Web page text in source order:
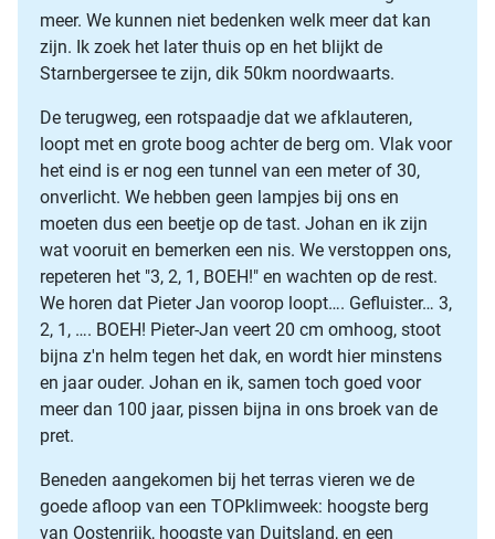
meer. We kunnen niet bedenken welk meer dat kan
zijn. Ik zoek het later thuis op en het blijkt de
Starnbergersee te zijn, dik 50km noordwaarts.
De terugweg, een rotspaadje dat we afklauteren,
loopt met en grote boog achter de berg om. Vlak voor
het eind is er nog een tunnel van een meter of 30,
onverlicht. We hebben geen lampjes bij ons en
moeten dus een beetje op de tast. Johan en ik zijn
wat vooruit en bemerken een nis. We verstoppen ons,
repeteren het "3, 2, 1, BOEH!" en wachten op de rest.
We horen dat Pieter Jan voorop loopt…. Gefluister… 3,
2, 1, …. BOEH! Pieter-Jan veert 20 cm omhoog, stoot
bijna z'n helm tegen het dak, en wordt hier minstens
en jaar ouder. Johan en ik, samen toch goed voor
meer dan 100 jaar, pissen bijna in ons broek van de
pret.
Beneden aangekomen bij het terras vieren we de
goede afloop van een TOPklimweek: hoogste berg
van Oostenrijk, hoogste van Duitsland, en een